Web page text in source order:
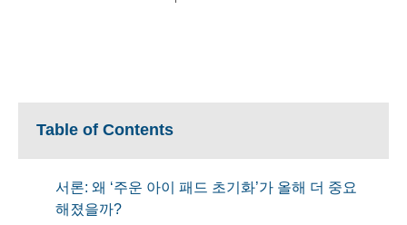
Table of Contents
서론: 왜 ‘주운 아이 패드 초기화’가 올해 더 중요
해졌을까?